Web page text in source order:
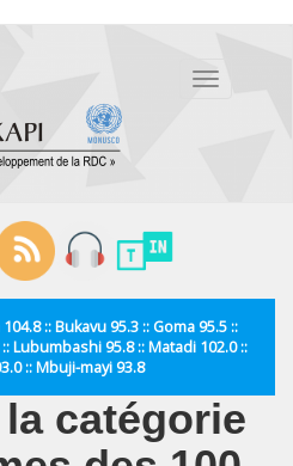
Toggle
:: Bukavu 95.3 :: Goma 95.5 ::
Lubumbashi 95.8 :: Matadi 102.0 ::
:: Mbuji-mayi 93.8
catégorie